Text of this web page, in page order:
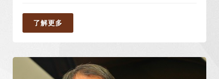
了解更多